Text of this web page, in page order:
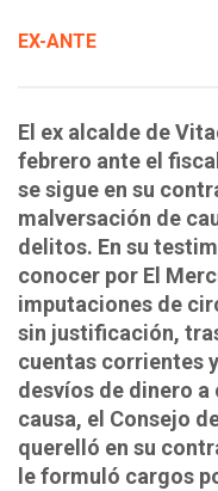
EX-ANTE
El ex alcalde de
febrero ante el
se sigue en su
malversación de
delitos. En su
conocer por El
imputaciones de
sin justificación,
cuentas corrientes
desvíos de dinero a
causa, el Consejo
querelló en su
le formuló cargos